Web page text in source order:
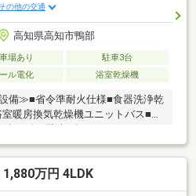
その他の交通
高知県高知市鴨部
場あり
駐車3台
ル電化 浴室乾燥機
備≫■省令準耐火仕様■食器洗浄乾
暖房換気乾燥機ユニットバス■住
周辺環境≫■コープかもべ516ｍ
知鴨部店234ｍ■高知市立鴨田小学
ｍ■TSUTAYA土佐道路店150ｍ■
万円 4LDK